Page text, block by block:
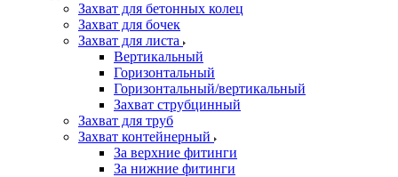
Захват для бетонных колец
Захват для бочек
Захват для листа
Вертикальный
Горизонтальный
Горизонтальный/вертикальный
Захват струбцинный
Захват для труб
Захват контейнерный
За верхние фитинги
За нижние фитинги